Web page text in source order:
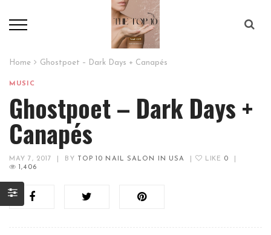
Home Ghostpoet – Dark Days + Canapés
MUSIC
Ghostpoet – Dark Days +
Canapés
MAY 7, 2017 BY TOP 10 NAIL SALON IN USA LIKE 0
1,406